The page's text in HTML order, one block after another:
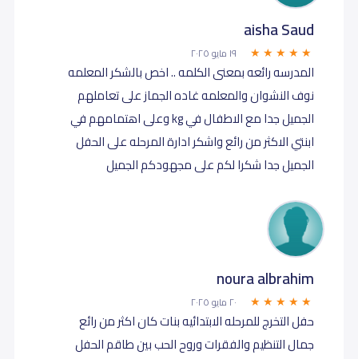
aisha Saud
١٩ مايو ٢٠٢٥
المدرسه رائعه بمعنى الكلمه .. اخص بالشكر المعلمه
نوف النشوان والمعلمه غاده الجماز على تعاملهم
الجميل جدا مع الاطفال في kg وعلى اهتمامهم في
ابنتي الاكثر من رائع واشكر ادارة المرحله على الحفل
الجميل جدا شكرا لكم على مجهودكم الجميل
noura albrahim
٢٠ مايو ٢٠٢٥
حفل التخرج للمرحله الابتدائيه بنات كان اكثر من رائع
جمال التنظيم والفقرات وروح الحب بين طاقم الحفل